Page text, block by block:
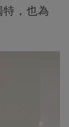
，也為